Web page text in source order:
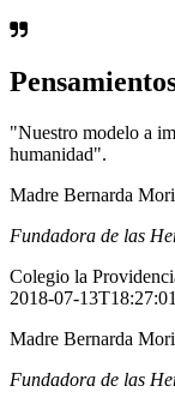
"Nuestro modelo a
humanidad".
Madre Bernarda
Fundadora de las
Colegio la
2018-07-
Madre Bernarda
Fundadora de las